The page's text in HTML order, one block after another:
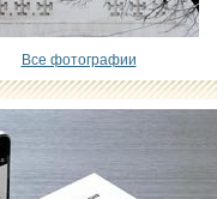
Все фотографии